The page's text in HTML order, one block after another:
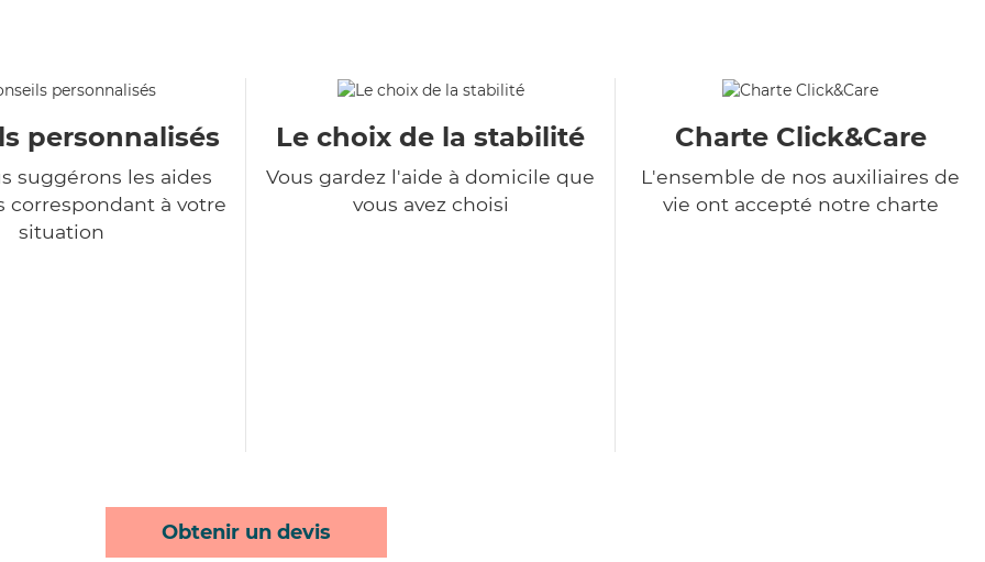
personnalisés
suggérons les aides
correspondant à votre
situation
Le choix de la stabilité
Vous gardez l'aide à domicile que
vous avez choisi
Charte Click&Care
L'ensemble de nos auxiliaires de
vie ont accepté notre charte
Obtenir un devis